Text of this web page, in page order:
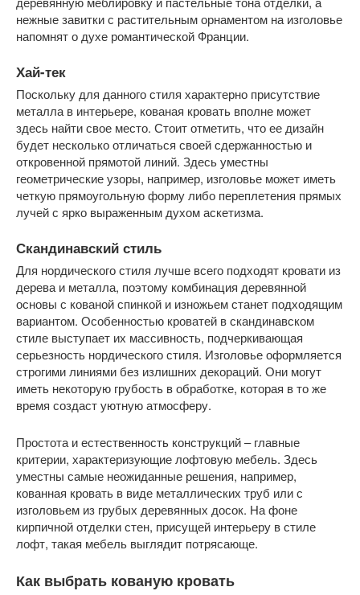
нежные завитки с растительным орнаментом на изголовье
напомнят о духе романтической Франции.
Хай-тек
Поскольку для данного стиля характерно присутствие
металла в интерьере, кованая кровать вполне может
здесь найти свое место. Стоит отметить, что ее дизайн
будет несколько отличаться своей сдержанностью и
откровенной прямотой линий. Здесь уместны
геометрические узоры, например, изголовье может иметь
четкую прямоугольную форму либо переплетения прямых
лучей с ярко выраженным духом аскетизма.
Скандинавский стиль
Для нордического стиля лучше всего подходят кровати из
дерева и металла, поэтому комбинация деревянной
основы с кованой спинкой и изножьем станет подходящим
вариантом. Особенностью кроватей в скандинавском
стиле выступает их массивность, подчеркивающая
серьезность нордического стиля. Изголовье оформляется
строгими линиями без излишних декораций. Они могут
иметь некоторую грубость в обработке, которая в то же
время создаст уютную атмосферу.
Простота и естественность конструкций – главные
критерии, характеризующие лофтовую мебель. Здесь
уместны самые неожиданные решения, например,
кованная кровать в виде металлических труб или с
изголовьем из грубых деревянных досок. На фоне
кирпичной отделки стен, присущей интерьеру в стиле
лофт, такая мебель выглядит потрясающе.
Как выбрать кованую кровать